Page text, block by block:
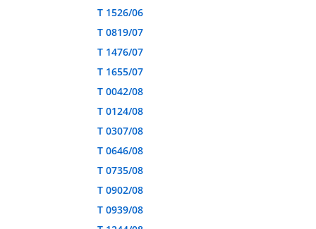
T 1526/06
T 0819/07
T 1476/07
T 1655/07
T 0042/08
T 0124/08
T 0307/08
T 0646/08
T 0735/08
T 0902/08
T 0939/08